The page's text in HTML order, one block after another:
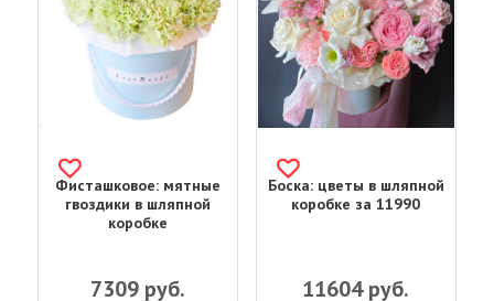
Фисташковое: мятные
гвоздики в шляпной
коробке
7309 руб.
Боска: цветы в шляпной
коробке за 11990
11604руб.